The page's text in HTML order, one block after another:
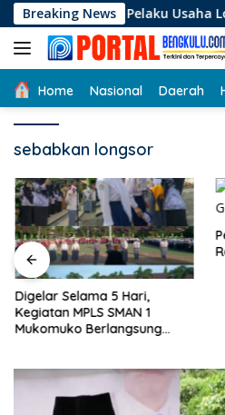
Langsung
ke
konten
Breaking News
Bagi Pelaku Usaha Lokal di
Home Nasional Daerah
sebabkan longsor
Digelar Selama 5 Hari,
Kegiatan MPLS SMAN 1
Mukomuko Berlangsung